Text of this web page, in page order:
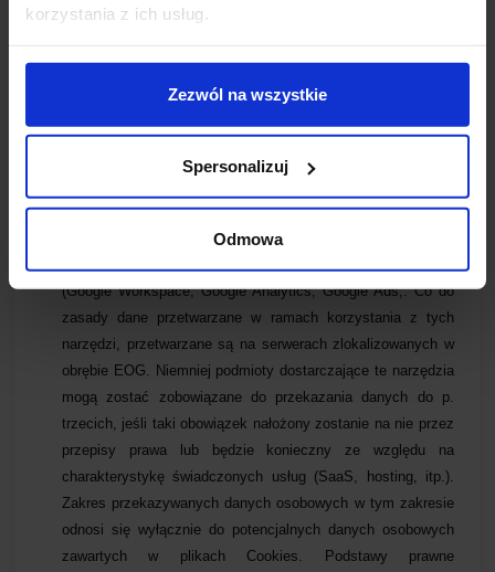
korzystania z ich usług.
Zezwól na wszystkie
Spersonalizuj
Odmowa
roszczeniami (art. 6 ust. 1 lit. f RODO, czyli uzasadniony
momencie wygaśnięcia danych roszczeń, jednak co
do zasady po upływie 3- letniego okresu
6.Źródłem przetwarzanych przez Administratora Danych
(Google Workspace, Google Analytics, Google Ads,. Co do
zasady dane przetwarzane w ramach korzystania z tych
narzędzi, przetwarzane są na serwerach zlokalizowanych w
obrębie EOG. Niemniej podmioty dostarczające te narzędzia
mogą zostać zobowiązane do przekazania danych do p.
trzecich, jeśli taki obowiązek nałożony zostanie na nie przez
przepisy prawa lub będzie konieczny ze względu na
charakterystykę świadczonych usług (SaaS, hosting, itp.).
Zakres przekazywanych danych osobowych w tym zakresie
odnosi się wyłącznie do potencjalnych danych osobowych
zawartych w plikach Cookies. Podstawy prawne